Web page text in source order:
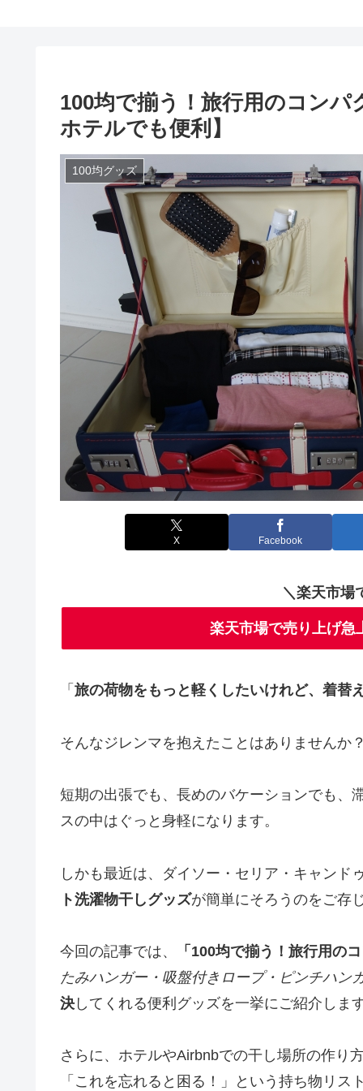
100均で揃う！旅行用のコン
ホテルでも便利】
100均グッズ
X Facebook
＼楽天市場
楽天市場で売り上げ急
「 旅の荷物をもっと軽くしたいけれど、着替
そんなジレンマを抱えたことはありませんか
短期の出張でも、長めのバケーションでも、
スの中はぐっと身軽になります。
しかも最近は、ダイソー・セリア・キャンド
ト洗濯物干しグッズが簡単にそろうのをご存
今回の記事では、
「100均で揃う！旅行用の
たみハンガー・吸盤付きロープ・ピンチハン
決 してくれる便利グッズを一挙にご紹介しま
さらに、ホテルやAirbnbでの干し場所の作り
「これを忘れると困る！」という持ち物リス